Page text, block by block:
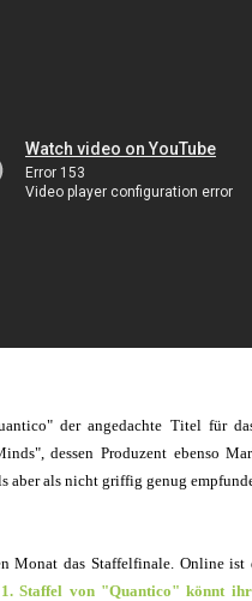
der angedachte Titel für
dessen Produzent ebenso
aber als nicht griffig genug
Monat das Staffelfinale. Online ist
Staffel von "Quantico" könnt